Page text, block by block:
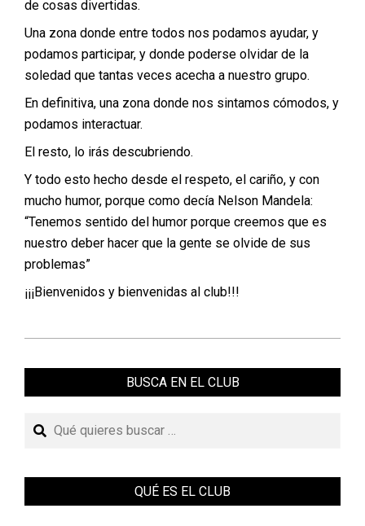
de cosas divertidas.
Una zona donde entre todos nos podamos ayudar, y
podamos participar, y donde poderse olvidar de la
soledad que tantas veces acecha a nuestro grupo.
En definitiva, una zona donde nos sintamos cómodos, y
podamos interactuar.
El resto, lo irás descubriendo.
Y todo esto hecho desde el respeto, el cariño, y con
mucho humor, porque como decía Nelson Mandela:
“Tenemos sentido del humor porque creemos que es
nuestro deber hacer que la gente se olvide de sus
problemas”
¡¡¡Bienvenidos y bienvenidas al club!!!
04-
BUSCA EN EL CLUB
Buscar
QUÉ ES EL CLUB